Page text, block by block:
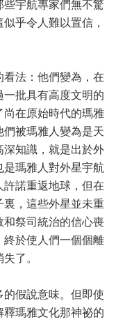
些宇航專家們無不驚
乎令人難以置信，
法：他們變為，在
批具有高度文明的
尚在原始時代的瑪雅
們被瑪雅人變為是天
深知識，就是出於外
瑪雅人對外星宇航
許諾重返地球，但在
裏，這些外星並未重
和祭司統治的信心喪
終於使人們一個個離
了。
假說意味。但即使
瑪雅文化那神祕的